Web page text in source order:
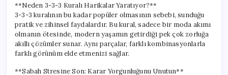
**Neden 3-3-3 Kuralı Harikalar Yaratıyor?**
3-3-3 kuralının bu kadar popüler olmasının sebebi, sunduğu
pratik ve zihinsel faydalardır. Bu kural, sadece bir moda akımı
olmanın ötesinde, modern yaşamın getirdiği pek çok zorluğa
akıllı çözümler sunar. Aynı parçalar, farklı kombinasyonlarla
farklı görünüm elde etmenizi sağlar.
**Sabah Stresine Son: Karar Yorgunluğunu Unutun**